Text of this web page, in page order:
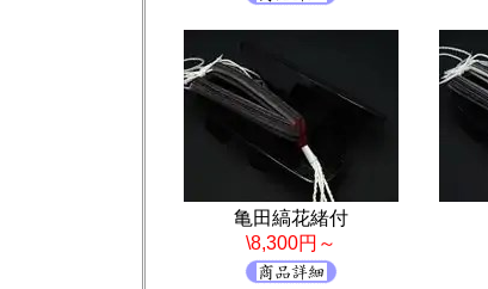
亀田縞花緒付
\8,300円～